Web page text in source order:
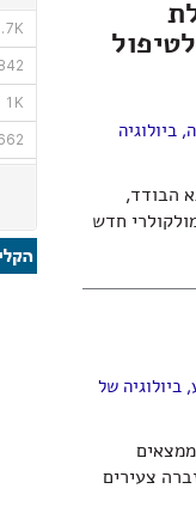
,ביולוגיה
הבודד,
חדש
,ביולוגיה של
צעירים